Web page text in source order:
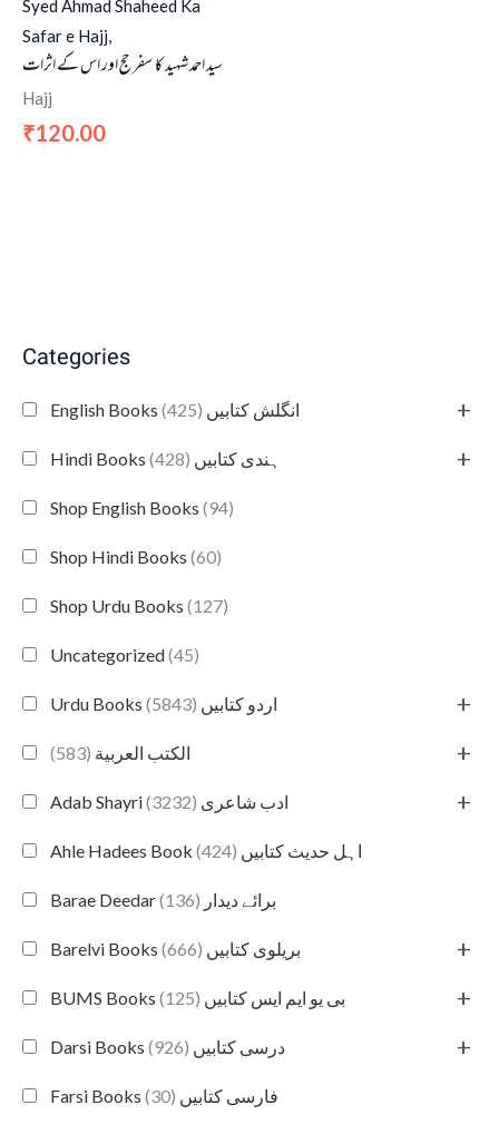
Categories
English Books انگلش کتابیں (425) +
Hindi Books ہندی کتابیں (428) +
Shop English Books (94)
Shop Hindi Books (60)
Shop Urdu Books (127)
Uncategorized(45)
Urdu Books اردو کتابیں (5843) +
الكتب العربية (583) +
Adab Shayri ادب شاعری (3232) +
Ahle Hadees Book اہل حدیث کتابیں (424)
Barae Deedar برائے دیدار (136)
Barelvi Books بریلوی کتابیں (666) +
BUMS Books بی یو ایم ایس کتابیں (125) +
Darsi Books درسی کتابیں (926) +
Farsi Books فارسی کتابیں (30)
Syed Ahmad Shaheed Ka
Safar e Hajj,
سید احمد شہید کا سفر حج اور اس کے اثرات
Hajj
₹120.00